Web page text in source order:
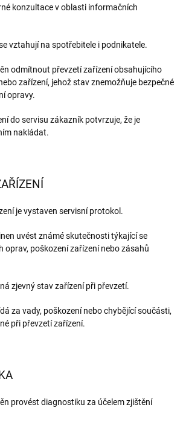
konzultace v oblasti informačních
vztahují na spotřebitele i podnikatele.
odmítnout převzetí zařízení obsahujícího
zařízení, jehož stav znemožňuje bezpečné
opravy.
do servisu zákazník potvrzuje, že je
nakládat.
je vystaven servisní protokol.
uvést známé skutečnosti týkající se
oprav, poškození zařízení nebo zásahů
zjevný stav zařízení při převzetí.
za vady, poškození nebo chybějící součásti,
při převzetí zařízení.
provést diagnostiku za účelem zjištění